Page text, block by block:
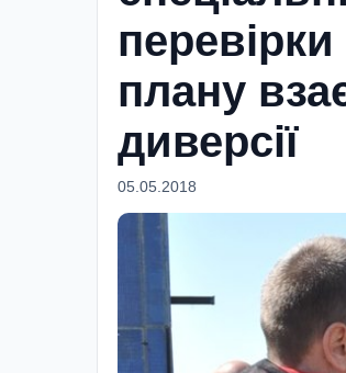
плану
диверсії
05.05.2018